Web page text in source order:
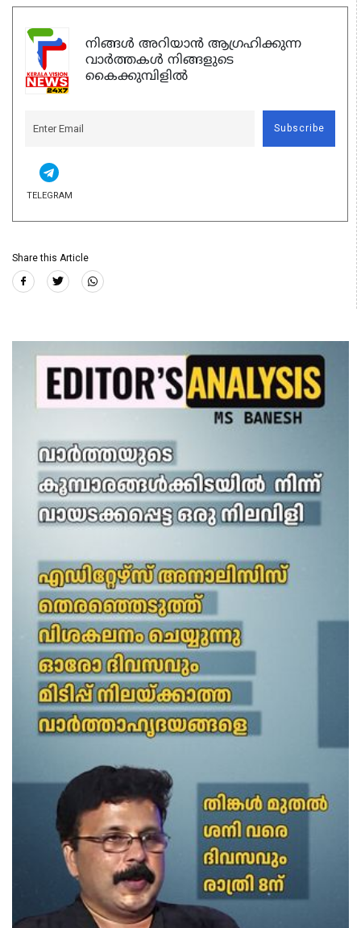
നിങ്ങൾ അറിയാൻ ആഗ്രഹിക്കുന്ന
വാർത്തകൾ നിങ്ങളുടെ
കൈക്കുമ്പിളിൽ
Subscribe
TELEGRAM
Share this Article